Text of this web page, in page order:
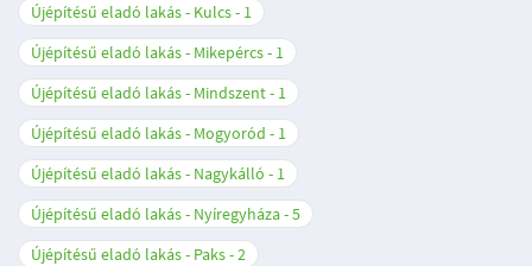
Újépítésű eladó lakás - Kulcs
1
Újépítésű eladó lakás - Mikepércs
1
Újépítésű eladó lakás - Mindszent
1
Újépítésű eladó lakás - Mogyoród
1
Újépítésű eladó lakás - Nagykálló
1
Újépítésű eladó lakás - Nyíregyháza 5
Újépítésű eladó lakás - Paks 2